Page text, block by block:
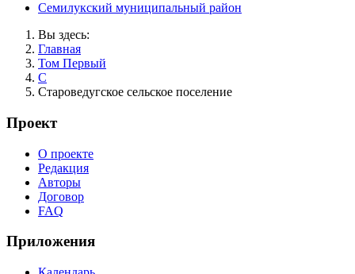
Семилукский муниципальный район
Вы здесь:
Главная
Том Первый
С
Староведугское сельское поселение
Проект
О проекте
Редакция
Авторы
Договор
FAQ
Приложения